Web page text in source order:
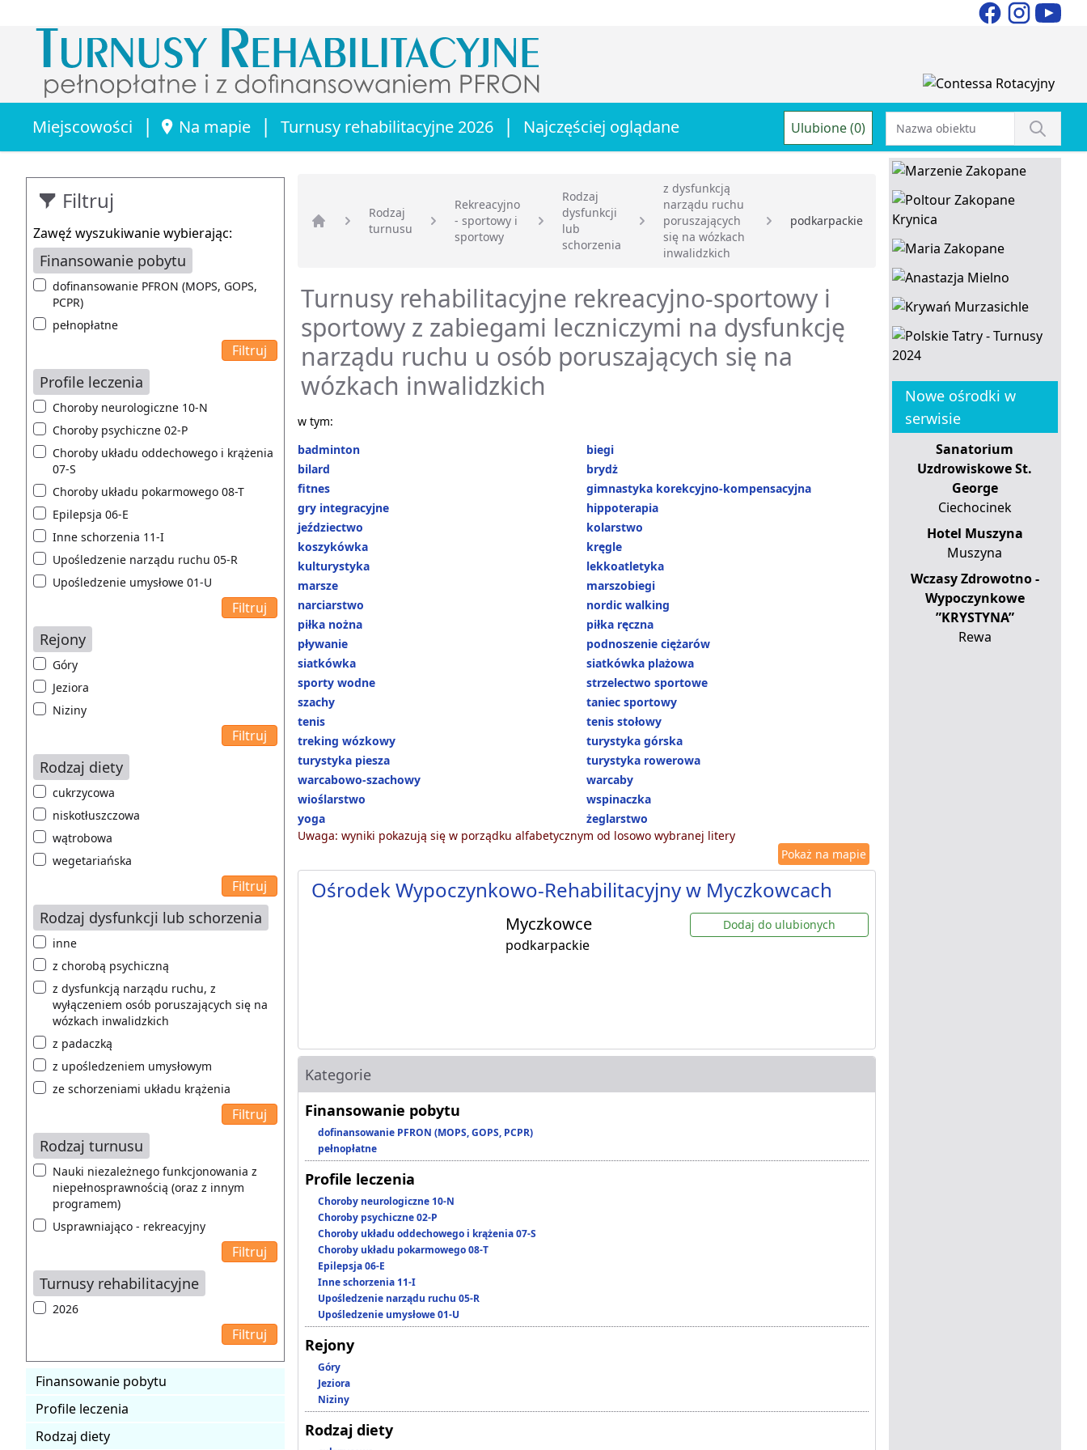
Miejscowości | Na mapie | Turnusy rehabilitacyjne 2026 | Najczęściej oglądane Ulubione (0)
Filtruj
Zawęź wyszukiwanie wybierając:
Finansowanie pobytu
dofinansowanie PFRON (MOPS, GOPS,
PCPR)
pełnopłatne
Profile leczenia
Choroby neurologiczne 10-N
Choroby psychiczne 02-P
Choroby układu oddechowego i krążenia
07-S
Choroby układu pokarmowego 08-T
Epilepsja 06-E
Inne schorzenia 11-I
Upośledzenie narządu ruchu 05-R
Upośledzenie umysłowe 01-U
Rejony
Góry
Jeziora
Niziny
Rodzaj diety
cukrzycowa
niskotłuszczowa
wątrobowa
wegetariańska
Rodzaj dysfunkcji lub schorzenia
inne
z chorobą psychiczną
z dysfunkcją narządu ruchu, z
wyłączeniem osób poruszających się na
wózkach inwalidzkich
z padaczką
z upośledzeniem umysłowym
ze schorzeniami układu krążenia
Rodzaj turnusu
Nauki niezależnego funkcjonowania z
niepełnosprawnością (oraz z innym
programem)
Usprawniająco - rekreacyjny
Turnusy rehabilitacyjne
2026
Finansowanie pobytu
Profile leczenia
Rodzaj diety
Strona główna
Rodzaj
turnusu
Rekreacyjno
- sportowy i
sportowy
Rodzaj
dysfunkcji
lub
schorzenia
z dysfunkcją
narządu ruchu
poruszających
się na wózkach
inwalidzkich
podkarpackie
Turnusy rehabilitacyjne rekreacyjno-sportowy i
sportowy z zabiegami leczniczymi na dysfunkcję
narządu ruchu u osób poruszających się na
wózkach inwalidzkich
w tym:
badminton
biegi
bilard
brydż
fitnes
gimnastyka korekcyjno-kompensacyjna
gry integracyjne
hippoterapia
jeździectwo
kolarstwo
koszykówka
kręgle
kulturystyka
lekkoatletyka
marsze
marszobiegi
narciarstwo
nordic walking
piłka nożna
piłka ręczna
pływanie
podnoszenie ciężarów
siatkówka
siatkówka plażowa
sporty wodne
strzelectwo sportowe
szachy
taniec sportowy
tenis
tenis stołowy
treking wózkowy
turystyka górska
turystyka piesza
turystyka rowerowa
warcabowo-szachowy
warcaby
wioślarstwo
wspinaczka
yoga
żeglarstwo
Uwaga: wyniki pokazują się w porządku alfabetycznym od losowo wybranej litery
Pokaż na mapie
Ośrodek Wypoczynkowo-Rehabilitacyjny w Myczkowcach
Myczkowce
podkarpackie
Dodaj do ulubionych
Kategorie
Finansowanie pobytu
dofinansowanie PFRON (MOPS, GOPS, PCPR)
pełnopłatne
Profile leczenia
Choroby neurologiczne 10-N
Choroby psychiczne 02-P
Choroby układu oddechowego i krążenia 07-S
Choroby układu pokarmowego 08-T
Epilepsja 06-E
Inne schorzenia 11-I
Upośledzenie narządu ruchu 05-R
Upośledzenie umysłowe 01-U
Rejony
Góry
Jeziora
Niziny
Rodzaj diety
Nowe ośrodki w
serwisie
Sanatorium
Uzdrowiskowe St.
George
Ciechocinek
Hotel Muszyna
Muszyna
Wczasy Zdrowotno -
Wypoczynkowe
”KRYSTYNA”
Rewa